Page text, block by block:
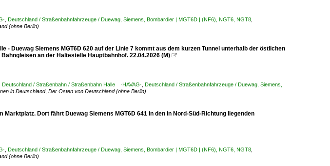
Deutschland / Straßenbahnfahrzeuge / Duewag, Siemens, Bombardier | MGT6D | (NF6), NGT6, NGT8
(ohne Berlin)
- Duewag Siemens MGT6D 620 auf der Linie 7 kommt aus dem kurzen Tunnel unterhalb der östlichen
an der Haltestelle Hauptbahnhof. 22.04.2026 (M) 
Deutschland / Straßenbahn / Straßenbahn Halle ·HAVAG· Deutschland / Straßenbahnfahrzeuge / Duewag, Siemens,
in Deutschland, Der Osten von Deutschland (ohne Berlin)
Marktplatz. Dort fährt Duewag Siemens MGT6D 641 in den in Nord-Süd-Richtung liegenden
Deutschland / Straßenbahnfahrzeuge / Duewag, Siemens, Bombardier | MGT6D | (NF6), NGT6, NGT8
(ohne Berlin)